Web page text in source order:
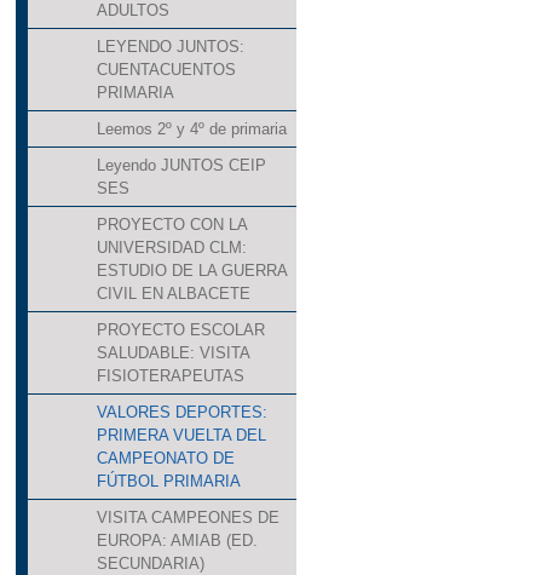
ADULTOS
LEYENDO JUNTOS:
CUENTACUENTOS
PRIMARIA
Leemos 2º y 4º de primaria
Leyendo JUNTOS CEIP
SES
PROYECTO CON LA
UNIVERSIDAD CLM:
ESTUDIO DE LA GUERRA
CIVIL EN ALBACETE
PROYECTO ESCOLAR
SALUDABLE: VISITA
FISIOTERAPEUTAS
VALORES DEPORTES:
PRIMERA VUELTA DEL
CAMPEONATO DE
FÚTBOL PRIMARIA
VISITA CAMPEONES DE
EUROPA: AMIAB (ED.
SECUNDARIA)